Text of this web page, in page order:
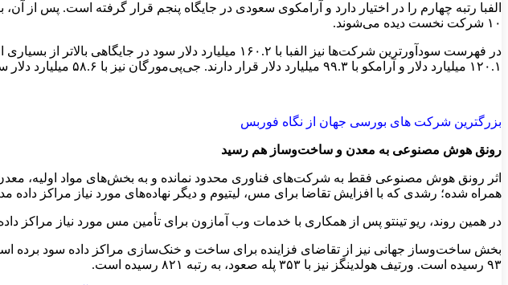
الفبا رتبه چهارم را در اختیار دارد و آرامکوی سعودی در جایگاه پنجم قرار گرفته است. پس
۱۰ شرکت نخست دیده می‌شوند.
۱۲۰.۱ میلیارد دلار و آرامکو با ۹۹.۳ میلیارد دلار قرار دارند. جی‌پی‌مورگان نیز با ۵۸.۶ میلیارد دلار سود، همچنان یکی از سودآورترین بنگاه‌های بزرگ جهان است.
بزرگترین شرکت های بورسی جهان از نگاه فوربس
رونق هوش مصنوعی به معدن و ساخت‌وساز هم رسید
همراه شده؛ رشدی که با افزایش تقاضا برای مس، لیتیوم و دیگر نهاده‌های مورد نیاز مراکز داده
در همین روند، ریو تینتو پس از همکاری با خدمات وب آمازون برای تأمین مس مورد نیاز مراکز داده، ۲۴ رتبه صعود کرده و به جایگاه ۱۱۱ رسیده
۹۳ رسیده است. ورتیف هولدینگز نیز با ۳۵۳ پله صعود، به رتبه ۸۲۱ رسیده است.